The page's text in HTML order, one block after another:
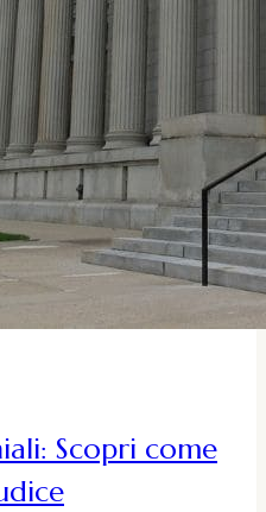
Scopri come